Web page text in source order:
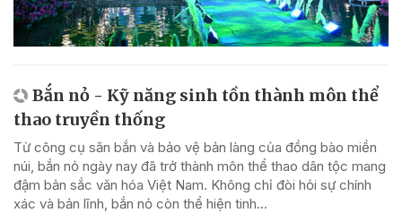
Bắn nỏ - Kỹ năng sinh tồn thành môn thể
thao truyền thống
Từ công cụ săn bắn và bảo vệ bản làng của đồng bào miền
núi, bắn nỏ ngày nay đã trở thành môn thể thao dân tộc mang
đậm bản sắc văn hóa Việt Nam. Không chỉ đòi hỏi sự chính
xác và bản lĩnh, bắn nỏ còn thể hiện tinh...